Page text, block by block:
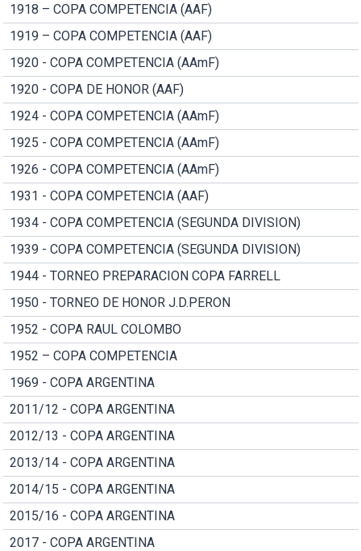
1918 – COPA COMPETENCIA (AAF)
1919 – COPA COMPETENCIA (AAF)
1920 - COPA COMPETENCIA (AAmF)
1920 - COPA DE HONOR (AAF)
1924 - COPA COMPETENCIA (AAmF)
1925 - COPA COMPETENCIA (AAmF)
1926 - COPA COMPETENCIA (AAmF)
1931 - COPA COMPETENCIA (AAF)
1934 - COPA COMPETENCIA (SEGUNDA DIVISION)
1939 - COPA COMPETENCIA (SEGUNDA DIVISION)
1944 - TORNEO PREPARACION COPA FARRELL
1950 - TORNEO DE HONOR J.D.PERON
1952 - COPA RAUL COLOMBO
1952 – COPA COMPETENCIA
1969 - COPA ARGENTINA
2011/12 - COPA ARGENTINA
2012/13 - COPA ARGENTINA
2013/14 - COPA ARGENTINA
2014/15 - COPA ARGENTINA
2015/16 - COPA ARGENTINA
2017 - COPA ARGENTINA